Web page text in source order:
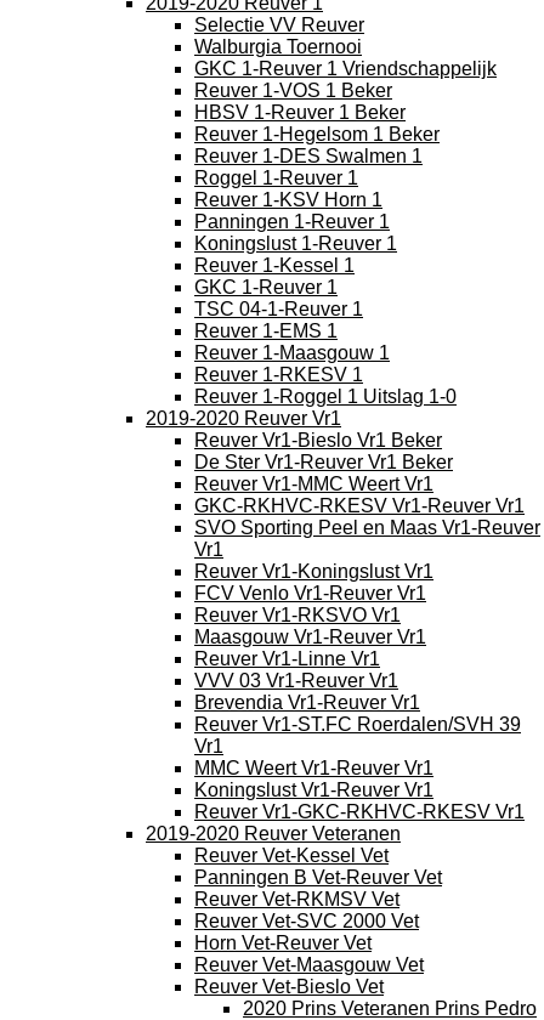
Selectie VV Reuver
Walburgia Toernooi
GKC 1-Reuver 1 Vriendschappelijk
Reuver 1-VOS 1 Beker
HBSV 1-Reuver 1 Beker
Reuver 1-Hegelsom 1 Beker
Reuver 1-DES Swalmen 1
Roggel 1-Reuver 1
Reuver 1-KSV Horn 1
Panningen 1-Reuver 1
Koningslust 1-Reuver 1
Reuver 1-Kessel 1
GKC 1-Reuver 1
TSC 04-1-Reuver 1
Reuver 1-EMS 1
Reuver 1-Maasgouw 1
Reuver 1-RKESV 1
Reuver 1-Roggel 1 Uitslag 1-0
2019-2020 Reuver Vr1
Reuver Vr1-Bieslo Vr1 Beker
De Ster Vr1-Reuver Vr1 Beker
Reuver Vr1-MMC Weert Vr1
GKC-RKHVC-RKESV Vr1-Reuver Vr1
SVO Sporting Peel en Maas Vr1-Reuver
Vr1
Reuver Vr1-Koningslust Vr1
FCV Venlo Vr1-Reuver Vr1
Reuver Vr1-RKSVO Vr1
Maasgouw Vr1-Reuver Vr1
Reuver Vr1-Linne Vr1
VVV 03 Vr1-Reuver Vr1
Brevendia Vr1-Reuver Vr1
Reuver Vr1-ST.FC Roerdalen/SVH 39
Vr1
MMC Weert Vr1-Reuver Vr1
Koningslust Vr1-Reuver Vr1
Reuver Vr1-GKC-RKHVC-RKESV Vr1
2019-2020 Reuver Veteranen
Reuver Vet-Kessel Vet
Panningen B Vet-Reuver Vet
Reuver Vet-RKMSV Vet
Reuver Vet-SVC 2000 Vet
Horn Vet-Reuver Vet
Reuver Vet-Maasgouw Vet
Reuver Vet-Bieslo Vet
2020 Prins Veteranen Prins Pedro